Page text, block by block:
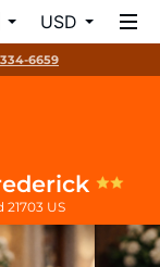
USD
6659
21703 US